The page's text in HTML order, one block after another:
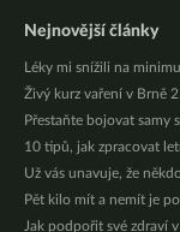
Nejnovější články
Léky mi snížili na
Živý kurz vaření v Brně
Přestaňte bojovat samy
10 tipů, jak zpracovat
Už vás unavuje, že
Pět kilo mít a nemít je
Jak podpořit své zdraví